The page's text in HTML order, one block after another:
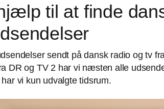
til at finde
sendt på dansk radio og tv
DR og TV 2 har vi næsten alle
vi kun udvalgte tidsrum.